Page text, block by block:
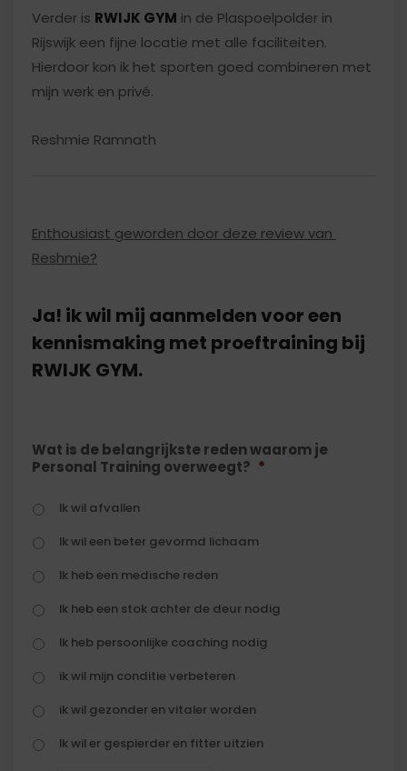
Verder is RWIJK GYM in de Plaspoelpolder in
Rijswijk een fijne locatie met alle faciliteiten.
Hierdoor kon ik het sporten goed combineren met
mijn werk en privé.
Reshmie Ramnath
Enthousiast geworden door deze review van
Reshmie?
Ja! ik wil mij aanmelden voor een
kennismaking met proeftraining bij
RWIJK GYM.
Wat is de belangrijkste reden waarom je
Personal Training overweegt? *
Ik wil afvallen
Ik wil een beter gevormd lichaam
Ik heb een medische reden
Ik heb een stok achter de deur nodig
Ik heb persoonlijke coaching nodig
ik wil mijn conditie verbeteren
ik wil gezonder en vitaler worden
Ik wil er gespierder en fitter uitzien